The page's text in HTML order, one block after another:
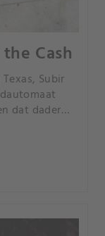
Cash
Subir
dat dader
zaak is